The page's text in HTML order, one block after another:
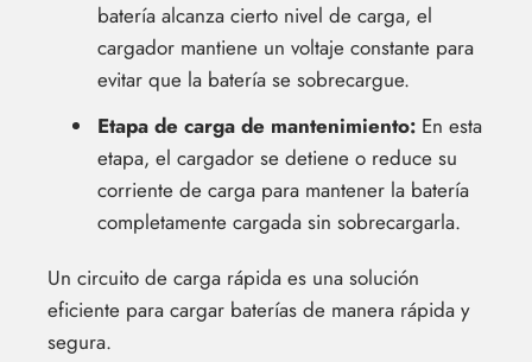
batería alcanza cierto nivel de carga, el
cargador mantiene un voltaje constante para
evitar que la batería se sobrecargue.
Etapa de carga de mantenimiento: En esta
etapa, el cargador se detiene o reduce su
corriente de carga para mantener la batería
completamente cargada sin sobrecargarla.
Un circuito de carga rápida es una solución
eficiente para cargar baterías de manera rápida y
segura.